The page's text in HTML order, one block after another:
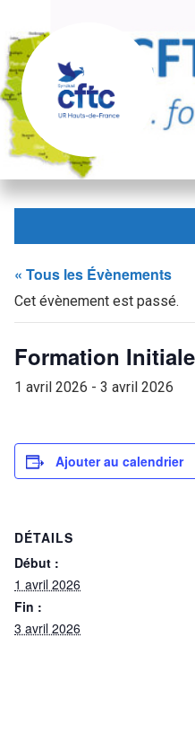
« Tous les Évènements
Cet évènement est passé.
Formation
1 avril 2026 - 3 avril 2026
Ajouter au calendrier
DÉTAILS
Début :
1 avril 2026
Fin :
3 avril 2026